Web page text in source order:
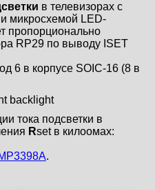
в телевизорах с
микросхемой LED-
пропорционально
RP29 по выводу ISET
6 в корпусе SOIC-16 (8 в
тока подсветки в
Rset в килоомах:
.